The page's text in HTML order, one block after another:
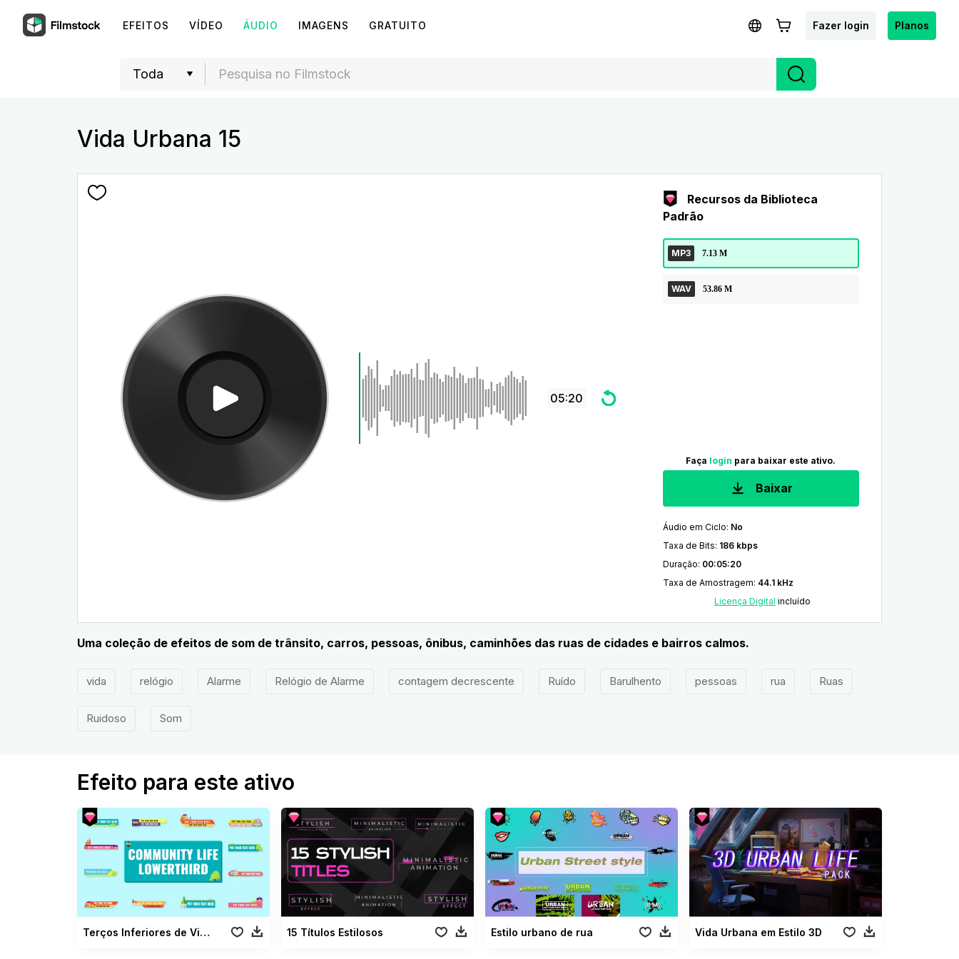
EFEITOS VÍDEO ÁUDIO IMAGENS GRATUITO Fazer login Planos
Vida Urbana 15
05:20
Recursos da Biblioteca
Padrão
MP3 7.13 M
WAV 53.86 M
Faça login para baixar este ativo.
Baixar
Áudio em Ciclo: No
Taxa de Bits: 186 kbps
Duração: 00:05:20
Taxa de Amostragem: 44.1 kHz
Licença Digital incluído
Uma coleção de efeitos de som de trânsito, carros, pessoas, ônibus, caminhões das ruas de cidades e bairros calmos.
vida relógio Alarme Relógio de Alarme contagem decrescente Ruído Barulhento pessoas rua Ruas
Ruidoso Som
Efeito para este ativo
Terços Inferiores de Vida Comunitária 15 Títulos Estilosos Estilo urbano de rua Vida Urbana em Estilo 3D